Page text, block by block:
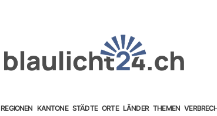
REGIONEN KANTONE STÄDTE ORTE LÄNDER THEMEN